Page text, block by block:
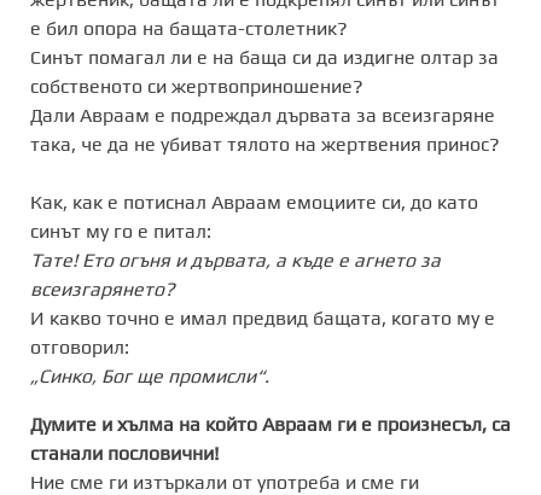
е бил опора на бащата-столетник?
Синът помагал ли е на баща си да издигне олтар за
собственото си жертвоприношение?
Дали Авраам е подреждал дървата за всеизгаряне
така, че да не убиват тялото на жертвения принос?
Как, как е потиснал Авраам емоциите си, до като
синът му го е питал:
Тате! Ето огъня и дървата, а къде е агнето за
всеизгарянето?
И какво точно е имал предвид бащата, когато му е
отговорил:
„Синко, Бог ще промисли“.
Думите и хълма на който Авраам ги е произнесъл, са
станали пословични!
Ние сме ги изтъркали от употреба и сме ги